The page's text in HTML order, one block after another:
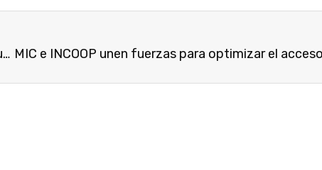
Procedimientos para el uso de ADN bovino en casos de abigeato por buen camino